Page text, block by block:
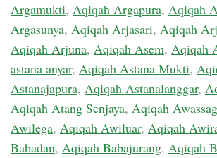
Argamukti, Aqiqah Argapura, Aqiqah
Argasunya, Aqiqah Arjasari, Aqiqah
Aqiqah Arjuna, Aqiqah Asem, Aqiqah
astana anyar, Aqiqah Astana Mukti,
Astanajapura, Aqiqah Astanalanggar,
Aqiqah Atang Senjaya, Aqiqah
Awilega, Aqiqah Awiluar, Aqiqah
Babadan, Aqiqah Babajurang, Aqiqah